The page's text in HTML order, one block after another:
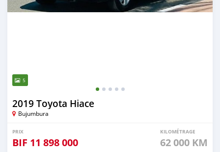
5
2019 Toyota Hiace
Bujumbura
PRIX
BIF 11 898 000
KILOMÉTRAGE
62 000 KM